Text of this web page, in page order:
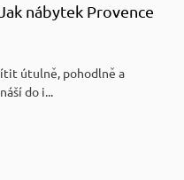
nábytek Provence
útulně, pohodlně a
do i...